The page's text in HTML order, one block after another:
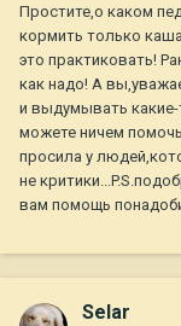
Простите,о каком
кормить только
это практиковать!
как надо! А
и выдумывать какие-
можете ничем
просила у
не
вам помощь
Selar